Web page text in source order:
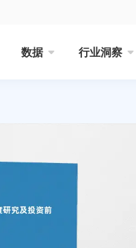
数据 行业洞察